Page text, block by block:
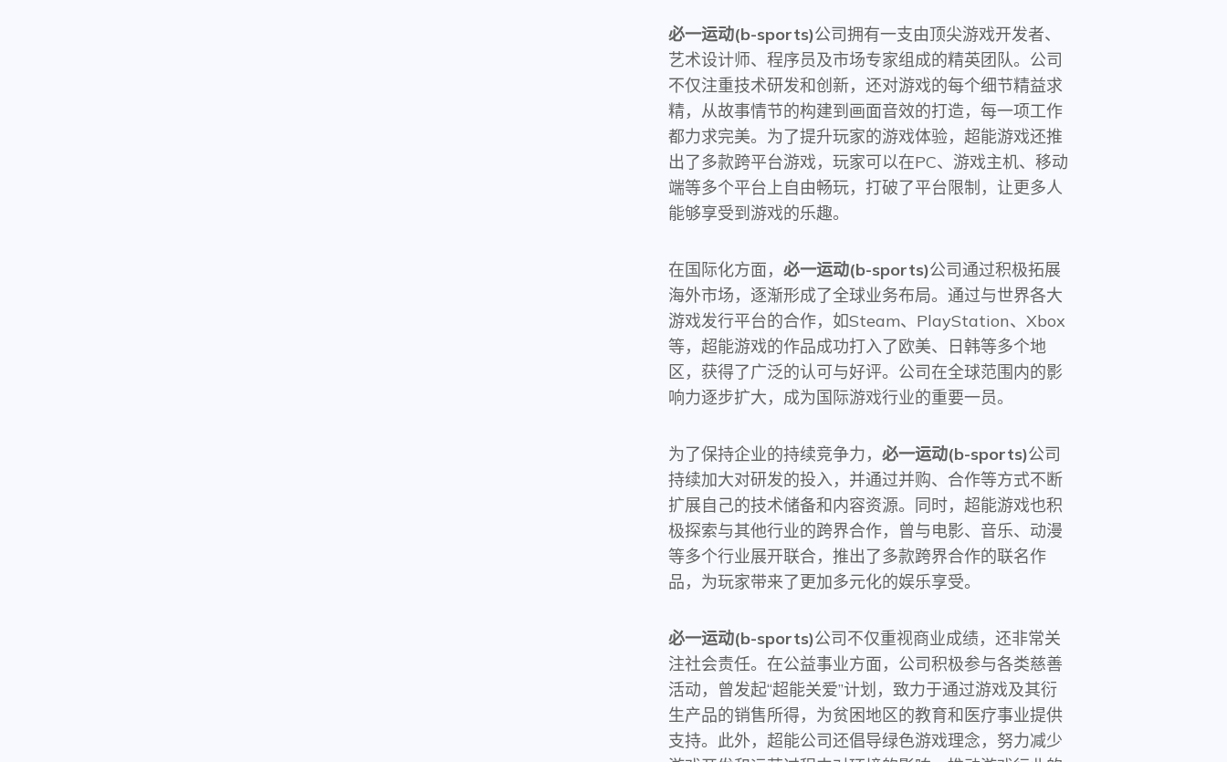
必一运动(b-sports)公司拥有一支由顶尖游戏开发者、
艺术设计师、程序员及市场专家组成的精英团队。公司
不仅注重技术研发和创新，还对游戏的每个细节精益求
精，从故事情节的构建到画面音效的打造，每一项工作
都力求完美。为了提升玩家的游戏体验，超能游戏还推
出了多款跨平台游戏，玩家可以在PC、游戏主机、移动
端等多个平台上自由畅玩，打破了平台限制，让更多人
能够享受到游戏的乐趣。
在国际化方面， 必一运动(b-sports)公司通过积极拓展
海外市场，逐渐形成了全球业务布局。通过与世界各大
游戏发行平台的合作，如Steam、PlayStation、Xbox
等，超能游戏的作品成功打入了欧美、日韩等多个地
区，获得了广泛的认可与好评。公司在全球范围内的影
响力逐步扩大，成为国际游戏行业的重要一员。
为了保持企业的持续竞争力， 必一运动(b-sports)公司
持续加大对研发的投入，并通过并购、合作等方式不断
扩展自己的技术储备和内容资源。同时，超能游戏也积
极探索与其他行业的跨界合作，曾与电影、音乐、动漫
等多个行业展开联合，推出了多款跨界合作的联名作
品，为玩家带来了更加多元化的娱乐享受。
必一运动(b-sports)公司不仅重视商业成绩，还非常关
注社会责任。在公益事业方面，公司积极参与各类慈善
活动，曾发起“超能关爱”计划，致力于通过游戏及其衍
生产品的销售所得，为贫困地区的教育和医疗事业提供
支持。此外，超能公司还倡导绿色游戏理念，努力减少